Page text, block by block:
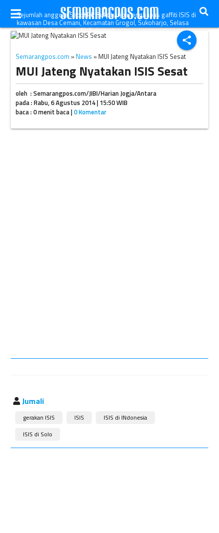
share
Sejumlah anggota Sapol PP Sukoharjo menghapus gaffiti ISIS di
kawasan Desa Cemani, Kecamatan Grogol, Sukoharjo, Selasa
(5/8/2014). (Iskandar/JIBI/Solopos)
Semarangpos.com » News » MUI Jateng Nyatakan ISIS Sesat
MUI Jateng Nyatakan ISIS Sesat
oleh : Semarangpos.com/JIBI/Harian Jogja/Antara
pada : Rabu, 6 Agustus 2014 | 15:50 WIB
baca : 0 menit baca |0 Komentar
Jumali
gerakan ISIS ISIS
ISIS di INdonesia
ISIS di Solo